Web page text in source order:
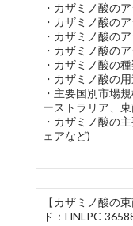
・カザミノ酸の
・カザミノ酸の
・カザミノ酸の
・カザミノ酸の
・カザミノ酸の
・カザミノ酸の
・主要国別市場
ーストラリア、東
・カザミノ酸の
ェアなど)
【カザミノ酸の
ド：HNLPC-